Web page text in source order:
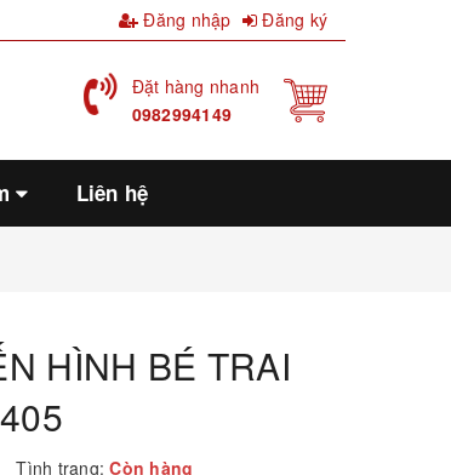
Đăng nhập Đăng ký
Đặt hàng nhanh
0982994149
Liên hệ
HÌNH BÉ TRAI
Tình trạng: Còn hàng